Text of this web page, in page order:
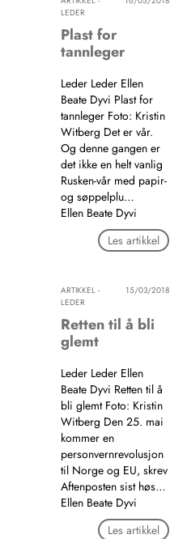
LEDER
Plast for
tannleger
Leder Leder Ellen
Beate Dyvi Plast for
tannleger Foto: Kristin
Witberg Det er vår.
Og denne gangen er
det ikke en helt vanlig
Rusken-vår med papir-
og søppelplu…
Ellen Beate Dyvi
Les artikkel
ARTIKKEL -
LEDER
15/03/2018
Retten til å bli
glemt
Leder Leder Ellen
Beate Dyvi Retten til å
bli glemt Foto: Kristin
Witberg Den 25. mai
kommer en
personvernrevolusjon
til Norge og EU, skrev
Aftenposten sist høs…
Ellen Beate Dyvi
Les artikkel